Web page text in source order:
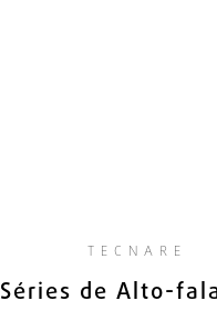
TECNARE
Séries de Alto-